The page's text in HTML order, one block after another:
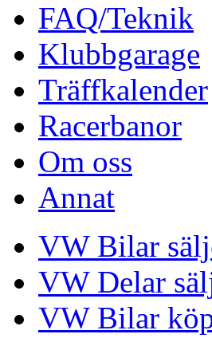
FAQ/Teknik
Klubbgarage
Träffkalender
Racerbanor
Om oss
Annat
VW Bilar
VW Delar
VW Bilar